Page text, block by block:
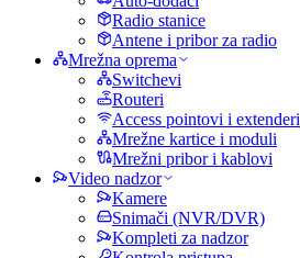
Radio stanice
Antene i pribor za radio
Mrežna oprema
Switchevi
Routeri
Access pointovi i extenderi
Mrežne kartice i moduli
Mrežni pribor i kablovi
Video nadzor
Kamere
Snimači (NVR/DVR)
Kompleti za nadzor